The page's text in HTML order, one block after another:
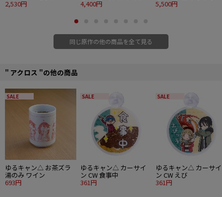
2,530円 フラー
4,400円 ドメーカー
5,500円
同じ原作の他の商品を全て見る
" アクロス "の他の商品
SALE
ゆるキャン△ お茶ズラ
湯のみ ワイン
693円
SALE
ゆるキャン△ カーサイ
ン CW 食事中
361円
SALE
ゆるキャン△ カーサイ
ン CW えび
361円